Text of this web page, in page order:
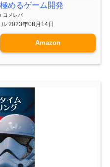
めるゲーム開発
ヨメレバ
2023年08月14日
Amazon